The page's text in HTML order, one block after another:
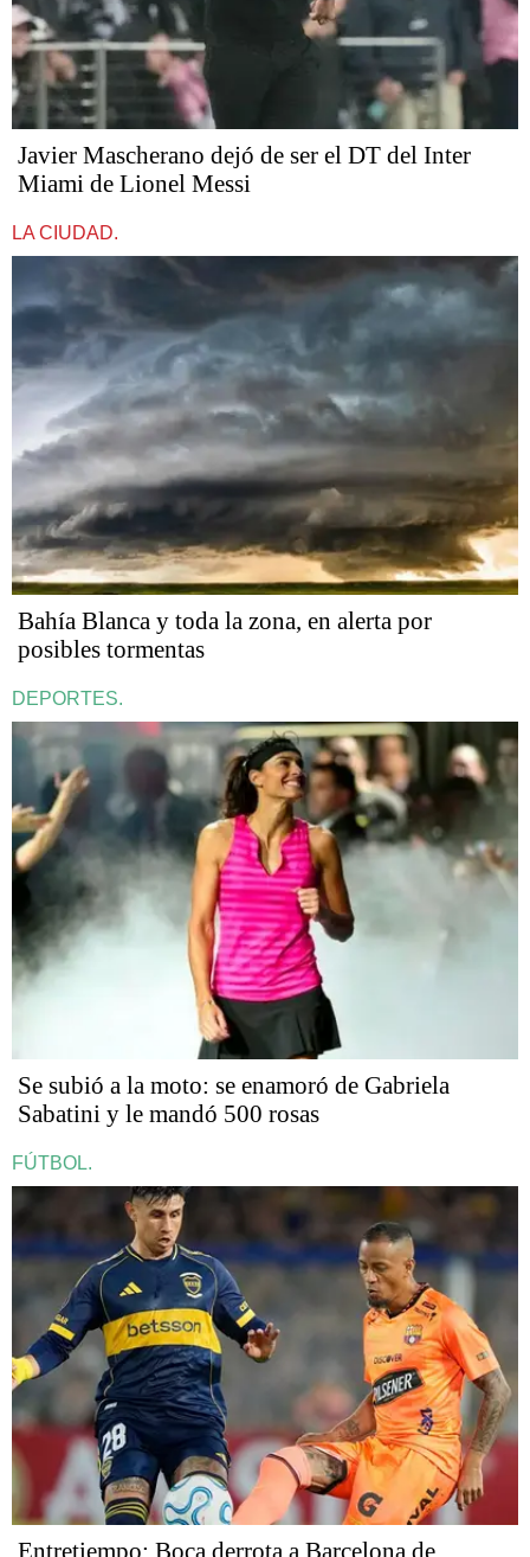
Javier Mascherano dejó de ser el DT del Inter
Miami de Lionel Messi
LA CIUDAD.
Bahía Blanca y toda la zona, en alerta por
posibles tormentas
DEPORTES.
Se subió a la moto: se enamoró de Gabriela
Sabatini y le mandó 500 rosas
FÚTBOL.
Entretiempo: Boca derrota a Barcelona de